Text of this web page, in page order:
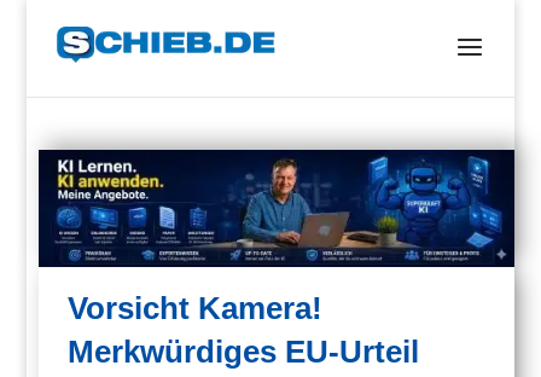
Vorsicht Kamera!
Merkwürdiges EU-Urteil